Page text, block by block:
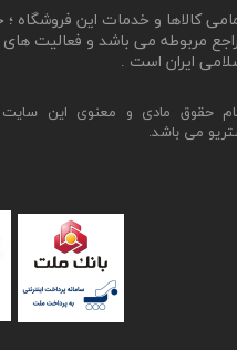
حقوق مادی و معنوی این سایت
می باشد.
کالاها و خدمات این فروشگاه ؛
مربوطه می باشد و فعالیت
ایران است .